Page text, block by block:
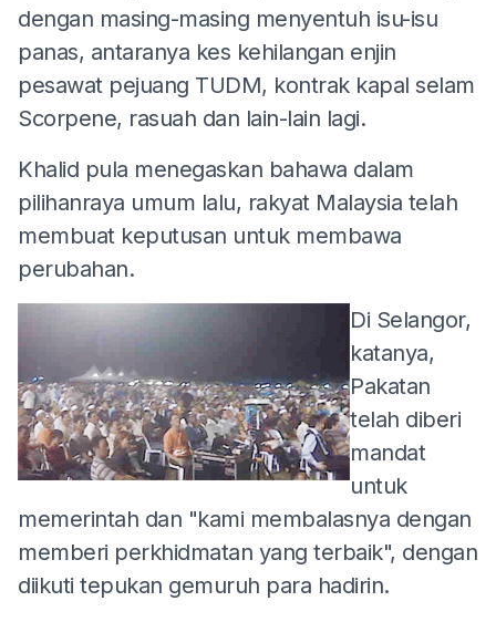
dengan masing-masing menyentuh isu-isu
panas, antaranya kes kehilangan enjin
pesawat pejuang TUDM, kontrak kapal selam
Scorpene, rasuah dan lain-lain lagi.
Khalid pula menegaskan bahawa dalam
pilihanraya umum lalu, rakyat Malaysia telah
membuat keputusan untuk membawa
perubahan.
Di Selangor,
katanya,
Pakatan
telah diberi
mandat
untuk
memerintah dan "kami membalasnya dengan
memberi perkhidmatan yang terbaik", dengan
diikuti tepukan gemuruh para hadirin.